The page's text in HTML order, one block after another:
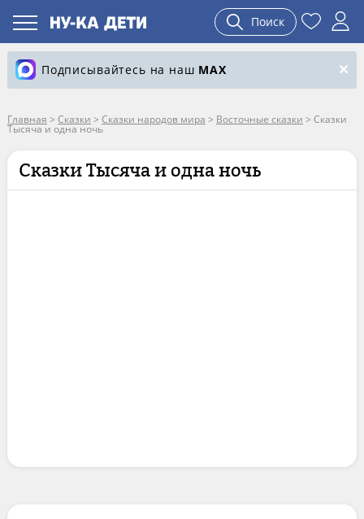
Поиск
Подписывайтесь на наш MAX
Главная > Сказки > Сказки народов мира > Восточные сказки > Сказки
Тысяча и одна ночь
Сказки Тысяча и одна ночь